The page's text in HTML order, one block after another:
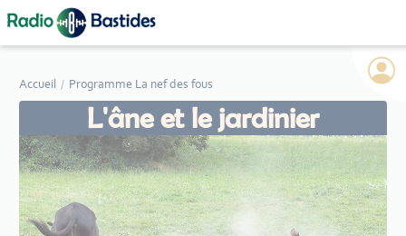
Accueil Programme La nef des fous
L'âne et le jardinier
Panneau de gestion des cookies